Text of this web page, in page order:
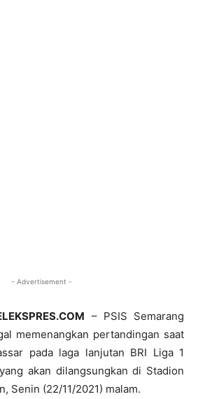
- Advertisement -
– PSIS Semarang
memenangkan pertandingan saat
pada laga lanjutan BRI Liga 1
akan dilangsungkan di Stadion
Senin (22/11/2021) malam.